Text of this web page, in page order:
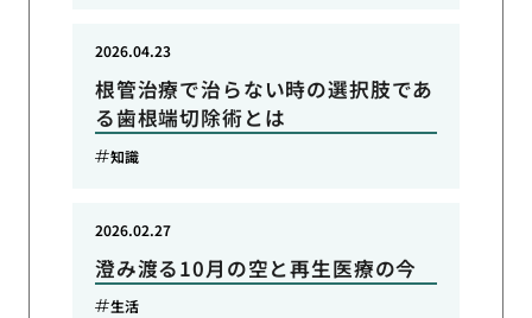
根管治療で治らない時の選択肢であ
る歯根端切除術とは
2026.04.23
知識
澄み渡る10月の空と再生医療の今
2026.02.27
生活